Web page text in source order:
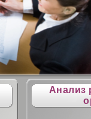
Анализ